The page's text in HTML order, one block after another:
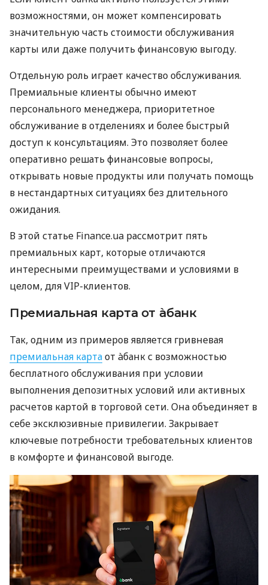
возможностями, он может компенсировать
значительную часть стоимости обслуживания
карты или даже получить финансовую выгоду.
Отдельную роль играет качество обслуживания.
Премиальные клиенты обычно имеют
персонального менеджера, приоритетное
обслуживание в отделениях и более быстрый
доступ к консультациям. Это позволяет более
оперативно решать финансовые вопросы,
открывать новые продукты или получать помощь
в нестандартных ситуациях без длительного
ожидания.
В этой статье Finance.ua рассмотрит пять
премиальных карт, которые отличаются
интересными преимуществами и условиями в
целом, для VIP-клиентов.
Премиальная карта от àбанк
Так, одним из примеров является гривневая
премиальная картаот àбанк с возможностью
бесплатного обслуживания при условии
выполнения депозитных условий или активных
расчетов картой в торговой сети. Она объединяет в
себе эксклюзивные привилегии. Закрывает
ключевые потребности требовательных клиентов
в комфорте и финансовой выгоде.